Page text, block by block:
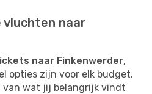
vluchten naar
naar Finkenwerder,
opties zijn voor elk budget.
van wat jij belangrijk vindt